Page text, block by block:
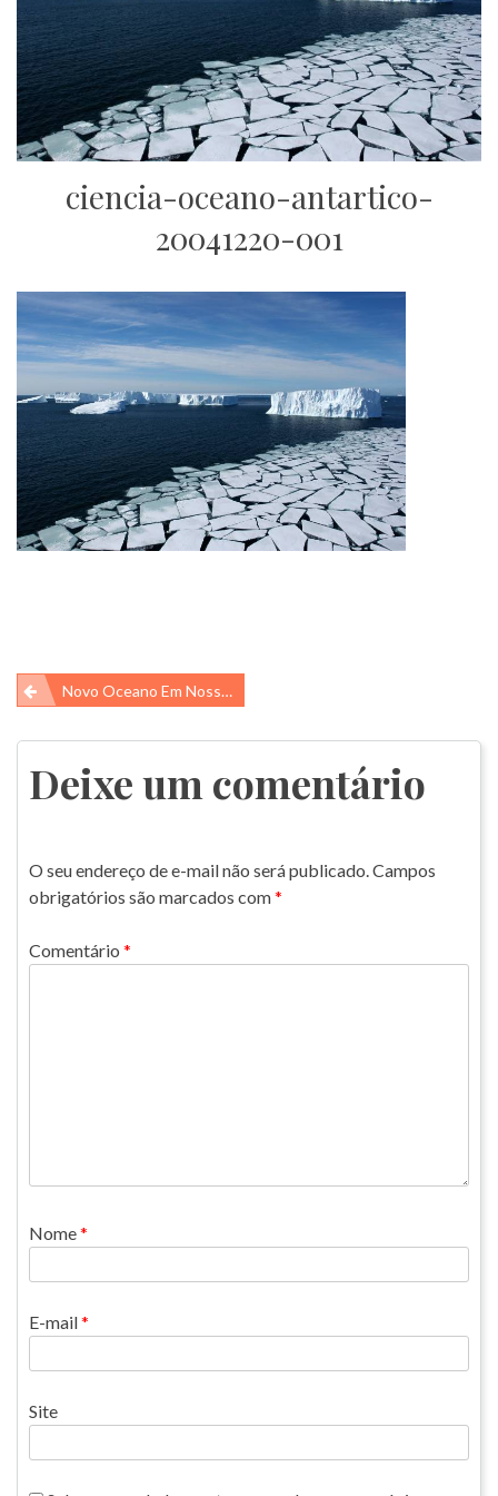
ciencia-oceano-antartico-
20041220-001
Navegação
de
Post
Novo Oceano Em Nossos Mapas!
Deixe um comentário
O seu endereço de e-mail não será publicado.Campos
obrigatórios são marcados com*
Comentário *
Nome*
E-mail*
Site